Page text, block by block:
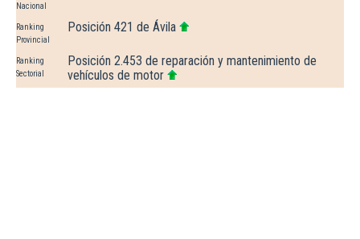
Nacional
Ranking
Provincial
Posición 421 de Ávila
Ranking
Sectorial
Posición 2.453 de reparación y mantenimiento de
vehículos de motor